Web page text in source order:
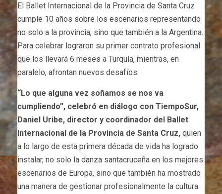
El Ballet Internacional de la Provincia de Santa Cruz
cumple 10 años sobre los escenarios representando
no solo a la provincia, sino que también a la Argentina.
Para celebrar lograron su primer contrato profesional
que los llevará 6 meses a Turquía, mientras, en
paralelo, afrontan nuevos desafíos.
“Lo que alguna vez soñamos se nos va
cumpliendo”, celebró en diálogo con TiempoSur,
Daniel Uribe, director y coordinador del Ballet
Internacional de la Provincia de Santa Cruz, quien
a lo largo de esta primera década de vida ha logrado
instalar, no solo la danza santacruceña en los mejores
escenarios de Europa, sino que también ha mostrado
una manera de gestionar profesionalmente la cultura.